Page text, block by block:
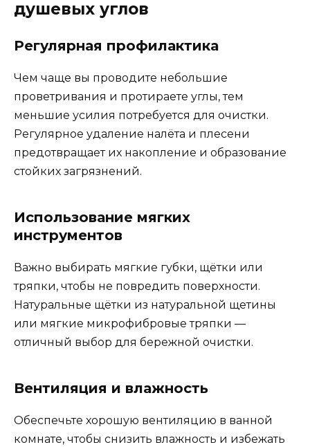
душевых углов
Регулярная профилактика
Чем чаще вы проводите небольшие
проветривания и протираете углы, тем
меньшие усилия потребуется для очистки.
Регулярное удаление налёта и плесени
предотвращает их накопление и образование
стойких загрязнений.
Использование мягких
инструментов
Важно выбирать мягкие губки, щётки или
тряпки, чтобы не повредить поверхности.
Натуральные щётки из натуральной щетины
или мягкие микрофибровые тряпки —
отличный выбор для бережной очистки.
Вентиляция и влажность
Обеспечьте хорошую вентиляцию в ванной
комнате, чтобы снизить влажность и избежать